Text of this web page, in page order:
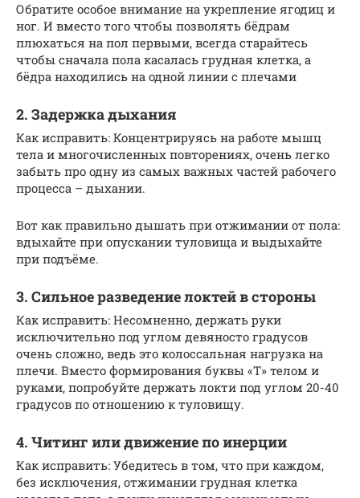
Обратите особое внимание на укрепление ягодиц и
ног. И вместо того чтобы позволять бёдрам
плюхаться на пол первыми, всегда старайтесь
чтобы сначала пола касалась грудная клетка, а
бёдра находились на одной линии с плечами
2. Задержка дыхания
Как исправить: Концентрируясь на работе мышц
тела и многочисленных повторениях, очень легко
забыть про одну из самых важных частей рабочего
процесса – дыхании.
Вот как правильно дышать при отжимании от пола:
вдыхайте при опускании туловища и выдыхайте
при подъёме.
3. Сильное разведение локтей в стороны
Как исправить: Несомненно, держать руки
исключительно под углом девяносто градусов
очень сложно, ведь это колоссальная нагрузка на
плечи. Вместо формирования буквы «Т» телом и
руками, попробуйте держать локти под углом 20-40
градусов по отношению к туловищу.
4. Читинг или движение по инерции
Как исправить: Убедитесь в том, что при каждом,
без исключения, отжимании грудная клетка